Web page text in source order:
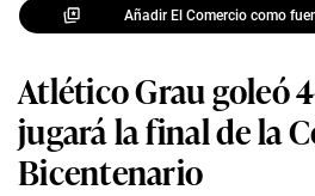
Añadir El Comercio como
Atlético Grau goleó
jugará la final de la
Bicentenario